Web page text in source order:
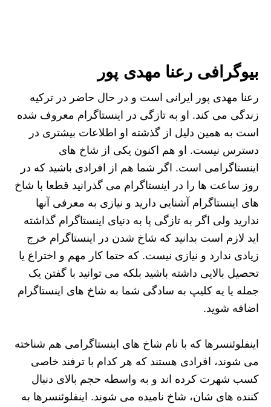
بیوگرافی رعنا مهدی پور
رعنا مهدی پور ایرانی است و در حال حاضر در ترکیه
زندگی می کند. او به تازگی در اینستاگرام معروف شده
است به همین دلیل از گذشته او اطلاعات بیشتری در
دسترس نیست. او هم اکنون یکی از شاخ های
اینستاگرامی است. اگر شما هم از افرادی باشید که در
روز ساعت ها را در اینستاگرام می گذرانید قطعا با شاخ
های اینستاگرام آشنایی دارید و نیازی به معرفی آنها
ندارید ولی اگر به تازگی پا به دنیای اینستاگرام گذاشته
اید لازم است بدانید که شاخ شدن در اینستاگرام خرج
زیادی ندارد و نیازی نیست. که حتما کار مهم و اختراع یا
تحصیل بالایی داشته باشید بلکه می توانید با گفتن یک
جمله یا یه کلیپ به سادگی شما به شاخ های اینستاگرام
اضافه شوید.
اینفلوئنسرها که با نام شاخ های اینستاگرامی هم شناخته
می شوند، افرادی هستند که هر کدام با ترفند خاصی
کسب شهرت کرده اند و به واسطه حجم بالای دنبال
کننده های شان، شاخ نامیده می شوند. اینفلوئنسرها به